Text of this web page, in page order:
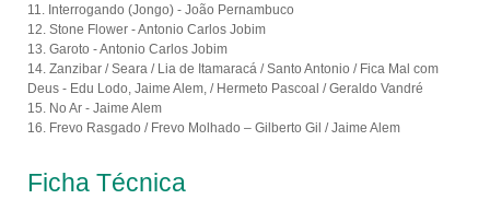
11. Interrogando (Jongo) - João Pernambuco
12. Stone Flower - Antonio Carlos Jobim
13. Garoto - Antonio Carlos Jobim
14. Zanzibar / Seara / Lia de Itamaracá / Santo Antonio / Fica Mal com
Deus - Edu Lodo, Jaime Alem, / Hermeto Pascoal / Geraldo Vandré
15. No Ar - Jaime Alem
16. Frevo Rasgado / Frevo Molhado – Gilberto Gil / Jaime Alem
Ficha Técnica